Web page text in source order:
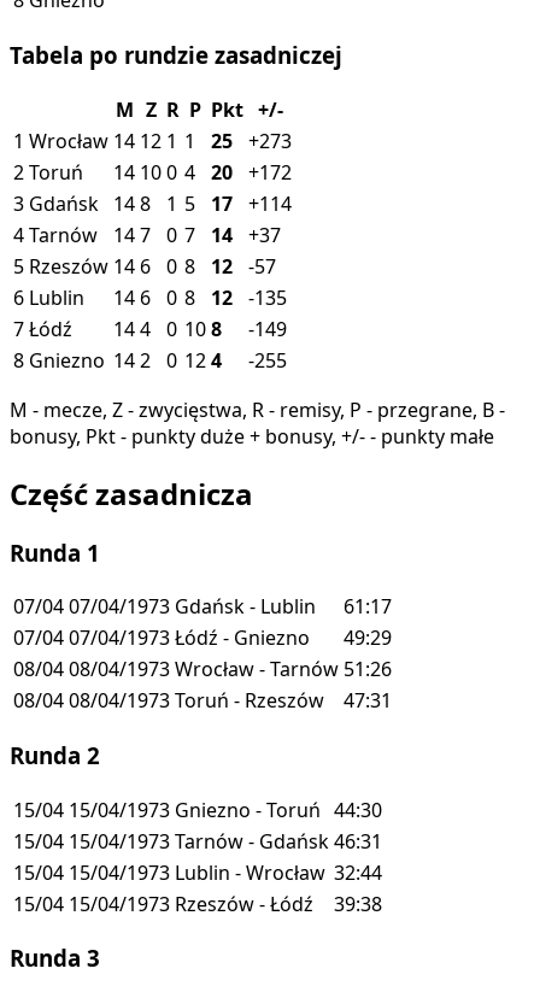
Tabela po rundzie zasadniczej
M Z R P Pkt +/-
1 Wrocław 14 12 1 1 25 +273
2Toruń 14 100 4 20 +172
3 Gdańsk 148 1 5 17 +114
4Tarnów 147 0 7 14 +37
5 Rzeszów 14 6 0 8 12 -57
6 Lublin 14 6 0 8 12 -135
7Łódź 144 0 108
-149
8 Gniezno 142 0 124
-255
M - mecze, Z - zwycięstwa, R - remisy, P - przegrane, B -
bonusy, Pkt - punkty duże + bonusy, +/- - punkty małe
Część zasadnicza
Runda 1
07/0407/04/1973 Gdańsk - Lublin
61:17
07/0407/04/1973Łódź - Gniezno
49:29
08/0408/04/1973Wrocław - Tarnów 51:26
08/0408/04/1973Toruń - Rzeszów 47:31
Runda 2
15/04 15/04/1973 Gniezno - Toruń 44:30
15/04 15/04/1973Tarnów - Gdańsk46:31
15/04 15/04/1973 Lublin - Wrocław 32:44
15/04 15/04/1973 Rzeszów - Łódź 39:38
Runda 3